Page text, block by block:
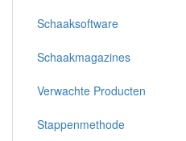
Schaaksoftware
Schaakmagazines
Verwachte Producten
Stappenmethode